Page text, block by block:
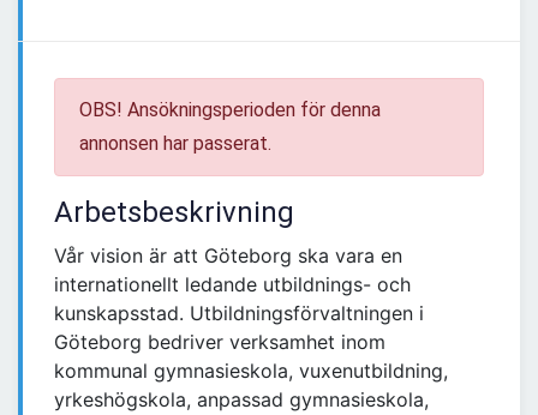
OBS! Ansökningsperioden för denna
annonsen har passerat.
Arbetsbeskrivning
Vår vision är att Göteborg ska vara en
internationellt ledande utbildnings- och
kunskapsstad. Utbildningsförvaltningen i
Göteborg bedriver verksamhet inom
kommunal gymnasieskola, vuxenutbildning,
yrkeshögskola, anpassad gymnasieskola,